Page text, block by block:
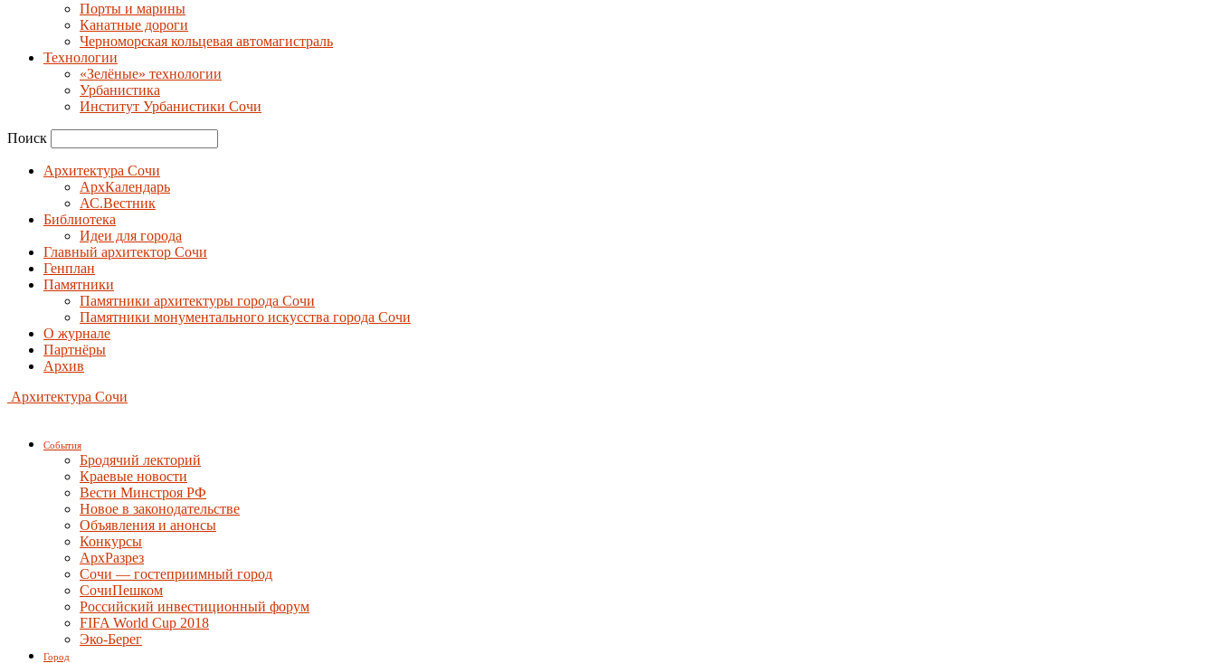
Порты и марины
Канатные дороги
Черноморская кольцевая автомагистраль
Технологии
«Зелёные» технологии
Урбанистика
Институт Урбанистики Сочи
Поиск
Архитектура Сочи
АрхКалендарь
АС.Вестник
Библиотека
Идеи для города
Главный архитектор Сочи
Генплан
Памятники
Памятники архитектуры города Сочи
Памятники монументального искусства города Сочи
О журнале
Партнёры
Архив
Архитектура Сочи
События
Бродячий лекторий
Краевые новости
Вести Минстроя РФ
Новое в законодательстве
Объявления и анонсы
Конкурсы
АрхРазрез
Сочи — гостеприимный город
СочиПешком
Российский инвестиционный форум
FIFA World Cup 2018
Эко-Берег
Город